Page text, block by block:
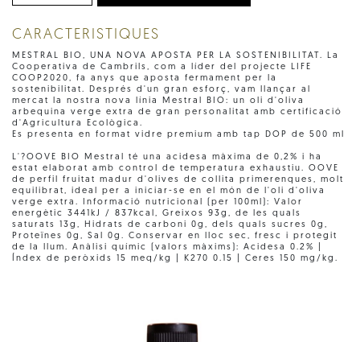
CARACTERISTIQUES
MESTRAL BIO, UNA NOVA APOSTA PER LA SOSTENIBILITAT. La
Cooperativa de Cambrils, com a líder del projecte LIFE
COOP2020, fa anys que aposta fermament per la
sostenibilitat. Després d'un gran esforç, vam llançar al
mercat la nostra nova línia Mestral BIO: un oli d'oliva
arbequina verge extra de gran personalitat amb certificació
d'Agricultura Ecològica.
Es presenta en format vidre premium amb tap DOP de 500 ml
L'?OOVE BIO Mestral té una acidesa màxima de 0,2% i ha
estat elaborat amb control de temperatura exhaustiu. OOVE
de perfil fruitat madur d'olives de collita primerenques, molt
equilibrat, ideal per a iniciar-se en el món de l'oli d'oliva
verge extra. Informació nutricional (per 100ml): Valor
energètic 3441kJ / 837kcal, Greixos 93g, de les quals
saturats 13g, Hidrats de carboni 0g, dels quals sucres 0g,
Proteïnes 0g, Sal 0g. Conservar en lloc sec, fresc i protegit
de la llum. Anàlisi químic (valors màxims): Acidesa 0.2% |
Índex de peròxids 15 meq/kg | K270 0.15 | Ceres 150 mg/kg.